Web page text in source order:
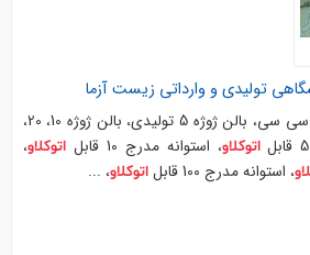
تولیدی و وارداتی زیست آزما
... 1 سی سی، بالن ژوژه 2 سی سی، بالن ژوژه 5 تولیدی، بالن ژوژه 10، 20،
اتوکلاو، استوانه مدرج 10 قابل اتوکلاو،
، استوانه مدرج 100 قابل اتوکلاو، ...